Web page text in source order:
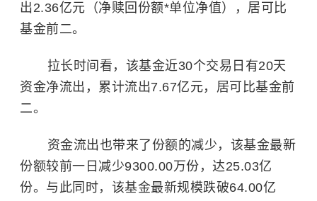
出2.36亿元（净赎回份额*单位净值），居可比
基金前二。
拉长时间看，该基金近30个交易日有20天
资金净流出，累计流出7.67亿元，居可比基金前
二。
资金流出也带来了份额的减少，该基金最新
份额较前一日减少9300.00万份，达25.03亿
份。与此同时，该基金最新规模跌破64.00亿